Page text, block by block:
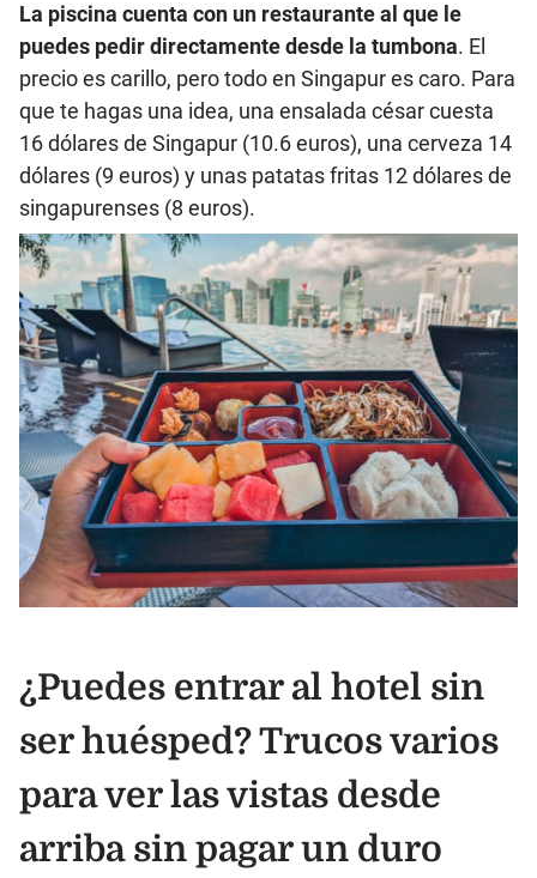
La piscina cuenta con un restaurante al que le
puedes pedir directamente desde la tumbona. El
precio es carillo, pero todo en Singapur es caro. Para
que te hagas una idea, una ensalada césar cuesta
16 dólares de Singapur (10.6 euros), una cerveza 14
dólares (9 euros) y unas patatas fritas 12 dólares de
singapurenses (8 euros).
¿Puedes entrar al hotel sin
ser huésped? Trucos varios
para ver las vistas desde
arriba sin pagar un duro